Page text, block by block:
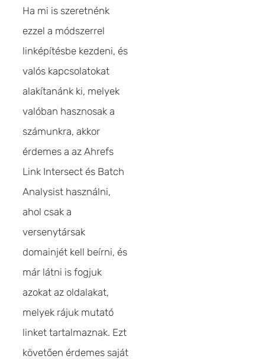
Ha mi is szeretnénk
ezzel a módszerrel
linképítésbe kezdeni, és
valós kapcsolatokat
alakítanánk ki, melyek
valóban hasznosak a
számunkra, akkor
érdemes a az Ahrefs
Link Intersect és Batch
Analysist használni,
ahol csak a
versenytársak
domainjét kell beírni, és
már látni is fogjuk
azokat az oldalakat,
melyek rájuk mutató
linket tartalmaznak. Ezt
követően érdemes saját